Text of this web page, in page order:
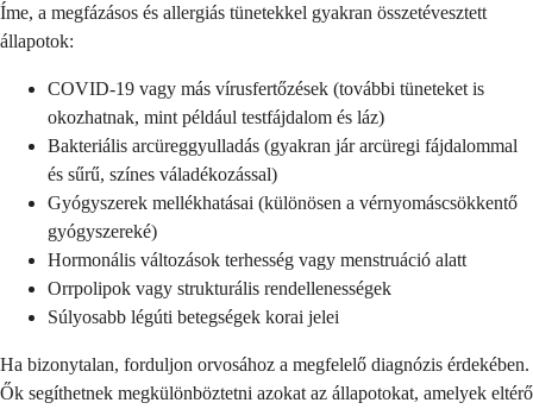
Íme, a megfázásos és allergiás tünetekkel gyakran összetévesztett
állapotok:
COVID-19 vagy más vírusfertőzések (további tüneteket is
okozhatnak, mint például testfájdalom és láz)
Bakteriális arcüreggyulladás (gyakran jár arcüregi fájdalommal
és sűrű, színes váladékozással)
Gyógyszerek mellékhatásai (különösen a vérnyomáscsökkentő
gyógyszereké)
Hormonális változások terhesség vagy menstruáció alatt
Orrpolipok vagy strukturális rendellenességek
Súlyosabb légúti betegségek korai jelei
Ha bizonytalan, forduljon orvosához a megfelelő diagnózis érdekében.
Ők segíthetnek megkülönböztetni azokat az állapotokat, amelyek eltérő